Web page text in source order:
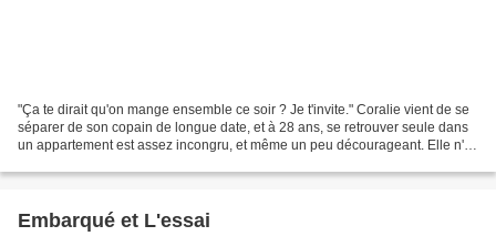
"Ça te dirait qu'on mange ensemble ce soir ? Je t'invite." Coralie vient de se
séparer de son copain de longue date, et à 28 ans, se retrouver seule dans
un appartement est assez incongru, et même un peu décourageant. Elle n'a
Embarqué et L'essai